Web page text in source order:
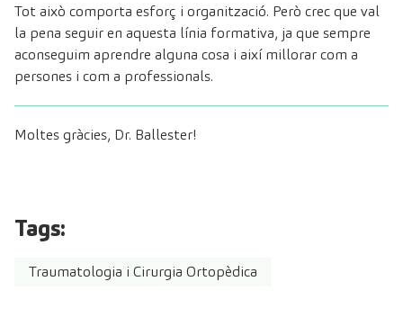
Tot això comporta esforç i organització. Però crec que val
la pena seguir en aquesta línia formativa, ja que sempre
aconseguim aprendre alguna cosa i així millorar com a
persones i com a professionals.
Moltes gràcies, Dr. Ballester!
Tags:
Traumatologia i Cirurgia Ortopèdica